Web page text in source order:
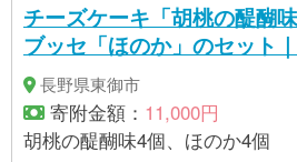
チーズケーキ「胡桃の醍醐
ブッセ「ほのか」のセット
長野県東御市
寄附金額： 11,000円
胡桃の醍醐味4個、ほのか4個